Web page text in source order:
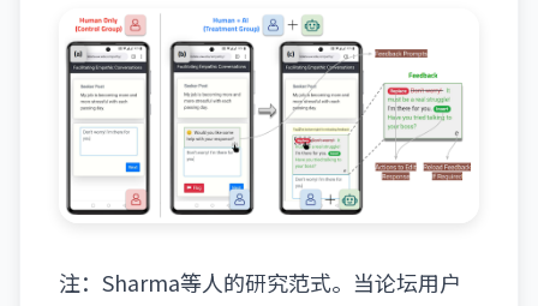
注：Sharma等人的研究范式。当论坛用户